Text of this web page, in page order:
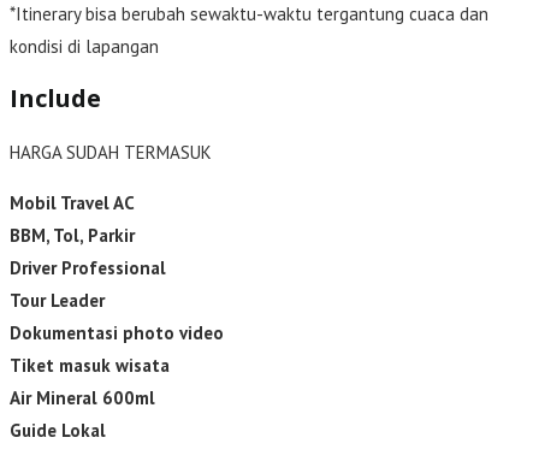
*Itinerary bisa berubah sewaktu-waktu tergantung cuaca dan
kondisi di lapangan
Include
HARGA SUDAH TERMASUK
Mobil Travel AC
BBM, Tol, Parkir
Driver Professional
Tour Leader
Dokumentasi photo video
Tiket masuk wisata
Air Mineral 600ml
Guide Lokal